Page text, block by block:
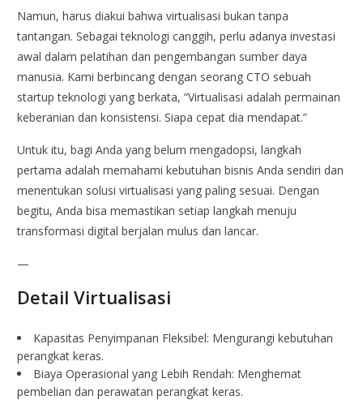
Namun, harus diakui bahwa virtualisasi bukan tanpa
tantangan. Sebagai teknologi canggih, perlu adanya investasi
awal dalam pelatihan dan pengembangan sumber daya
manusia. Kami berbincang dengan seorang CTO sebuah
startup teknologi yang berkata, “Virtualisasi adalah permainan
keberanian dan konsistensi. Siapa cepat dia mendapat.”
Untuk itu, bagi Anda yang belum mengadopsi, langkah
pertama adalah memahami kebutuhan bisnis Anda sendiri dan
menentukan solusi virtualisasi yang paling sesuai. Dengan
begitu, Anda bisa memastikan setiap langkah menuju
transformasi digital berjalan mulus dan lancar.
—
Detail Virtualisasi
Kapasitas Penyimpanan Fleksibel: Mengurangi kebutuhan
perangkat keras.
Biaya Operasional yang Lebih Rendah: Menghemat
pembelian dan perawatan perangkat keras.